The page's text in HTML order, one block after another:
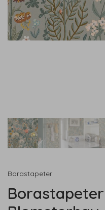
Borastapeter